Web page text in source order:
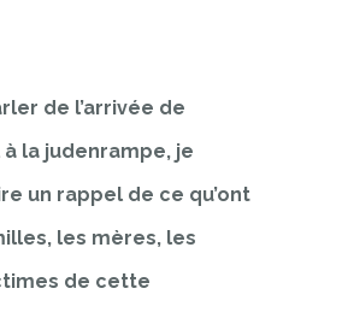
de l’arrivée de
à la judenrampe, je
un rappel de ce qu’ont
les mères, les
de cette